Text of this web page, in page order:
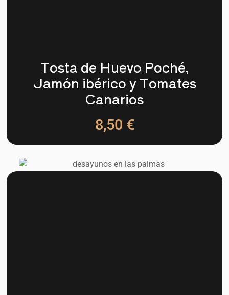
Tosta de Huevo Poché,
Jamón ibérico y Tomates
Canarios
8,50 €